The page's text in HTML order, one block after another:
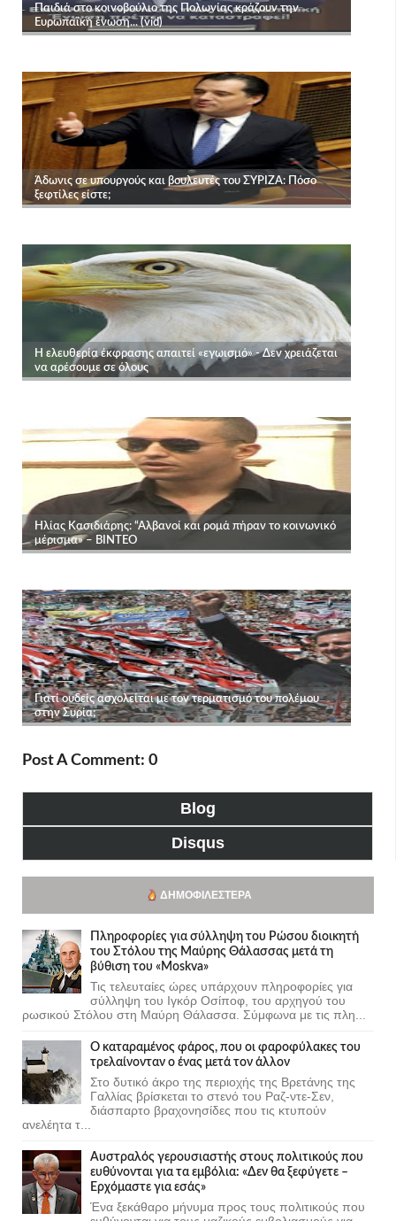
Post A Comment: 0
Blog
Disqus
ΔΗΜΟΦΙΛΈΣΤΕΡΑ
Πληροφορίες για σύλληψη του Ρώσου διοικητή
του Στόλου της Mαύρης Θάλασσας μετά τη
βύθιση του «Moskva»
Τις τελευταίες ώρες υπάρχουν πληροφορίες για
σύλληψη του Ιγκόρ Οσίποφ, του αρχηγού του
ρωσικού Στόλου στη Μαύρη Θάλασσα. Σύμφωνα με τις πλη...
Ο καταραμένος φάρος, που οι φαροφύλακες του
τρελαίνονταν ο ένας μετά τον άλλον
Στο δυτικό άκρο της περιοχής της Βρετάνης της
Γαλλίας βρίσκεται το στενό του Ραζ-ντε-Σεν,
διάσπαρτο βραχονησίδες που τις κτυπούν
ανελέητα τ...
Αυστραλός γερουσιαστής στους πολιτικούς που
ευθύνονται για τα εμβόλια: «Δεν θα ξεφύγετε –
Ερχόμαστε για εσάς»
Ένα ξεκάθαρο μήνυμα προς τους πολιτικούς που